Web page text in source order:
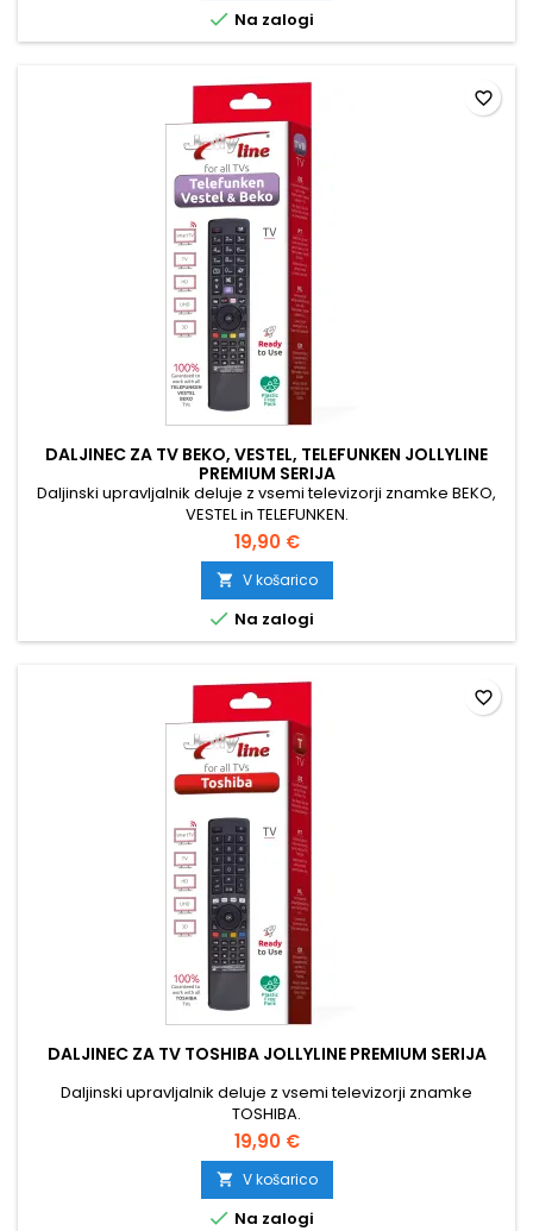
 Na zalogi
DALJINEC ZA TV BEKO, VESTEL, TELEFUNKEN JOLLYLINE
PREMIUM SERIJA
Daljinski upravljalnik deluje z vsemi televizorji znamke BEKO,
VESTEL in TELEFUNKEN.
19,90 €
 V košarico
 Na zalogi
favorite_border
DALJINEC ZA TV TOSHIBA JOLLYLINE PREMIUM SERIJA
Daljinski upravljalnik deluje z vsemi televizorji znamke
TOSHIBA.
19,90 €
 V košarico
 Na zalogi
favorite_border